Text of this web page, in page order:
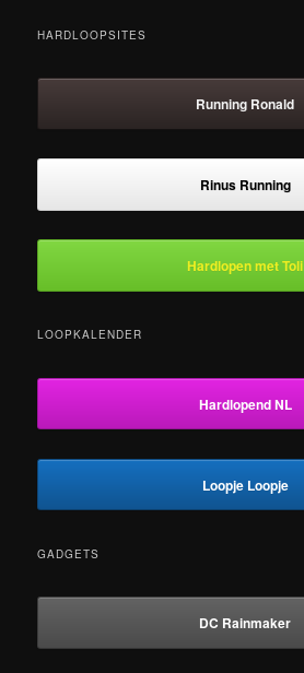
HARDLOOPSITES
Running Ronald
Rinus Running
Hardlopen met Toli
LOOPKALENDER
Hardlopend NL
Loopje Loopje
GADGETS
DC Rainmaker